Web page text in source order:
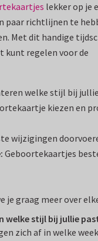
lekker op je
paar richtlijnen te
Met dit handige
kunt regelen voor de
welke stijl bij
kiezen en
wijzigingen
Geboortekaartjes
je graag meer over
welke stijl bij jullie
zich af in welke